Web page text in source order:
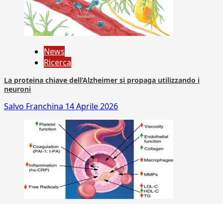
News
Ricerca
La proteina chiave dell’Alzheimer si propaga utilizzando i
neuroni
Salvo Franchina 14 Aprile 2026